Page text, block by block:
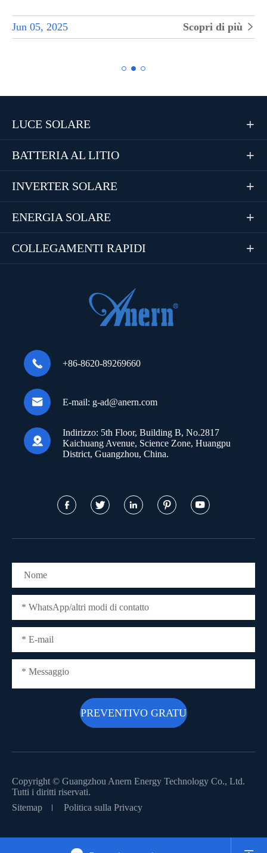
Jun 05, 2025 Scopri di più 
LUCE SOLARE 
BATTERIA AL LITIO 
INVERTER SOLARE 
ENERGIA SOLARE 
COLLEGAMENTI RAPIDI 
 +86-8620-89269660
 E-mail: g-ad@anern.com

Indirizzo: 5th Floor, Building B, No.2817
Kaichuang Avenue, Science Zone, Huangpu
District, Guangzhou, China.
    
Copyright © Guangzhou Anern Energy Technology Co., Ltd.
Tutti i diritti riservati.
Sitemap
Politica sulla Privacy